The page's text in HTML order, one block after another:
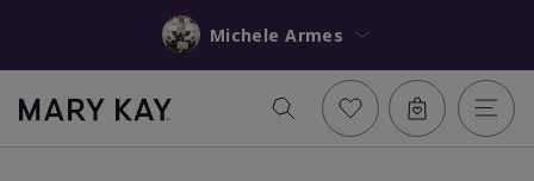
Michele Armes